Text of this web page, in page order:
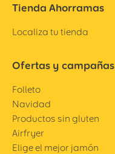
Tienda Ahorramas
Localiza tu tienda
Ofertas y campañas
Folleto
Navidad
Productos sin gluten
Airfryer
Elige el mejor jamón